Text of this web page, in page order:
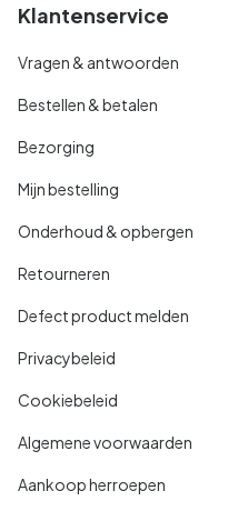
Klantenservice
Vragen & antwoorden
Bestellen & betalen
Bezorging
Mijn bestelling
Onderhoud & opbergen
Retourneren
Defect product melden
Privacybeleid
Cookiebeleid
Algemene voorwaarden
Aankoop herroepen